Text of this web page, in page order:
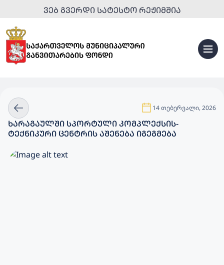
ᲕᲔᲑ ᲒᲕᲔᲠᲓᲘ ᲡᲐᲢᲔᲡᲢᲝ ᲠᲔᲟᲘᲛᲨᲘᲐ
14 თებერვალი, 2026
ᲮᲐᲠᲐᲒᲐᲣᲚᲨᲘ ᲡᲞᲝᲠᲢᲣᲚᲘ ᲙᲝᲛᲞᲚᲔᲥᲡᲘᲡ-
ᲢᲔᲥᲜᲘᲙᲣᲠᲘ ᲪᲔᲜᲢᲠᲘᲡ ᲐᲨᲔᲜᲔᲑᲐ ᲘᲒᲔᲒᲛᲔᲑᲐ